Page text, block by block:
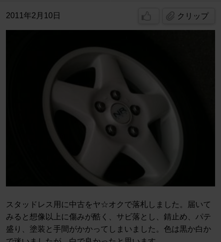
2011年2月10日 クリップ
スタッドレス用に中古をヤ☆オクで落札しました。届いて
みると想像以上に傷みが酷く、サビ落とし、錆止め、パテ
盛り、塗装と手間がかかってしまいました。色は黒か白か